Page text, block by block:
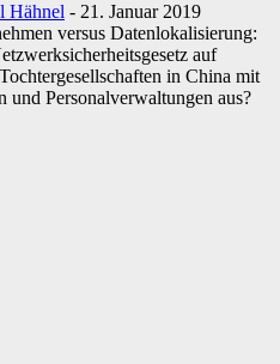
Hähnel - 21. Januar 2019
versus Datenlokalisierung:
auf
in China mit
Personalverwaltungen aus?